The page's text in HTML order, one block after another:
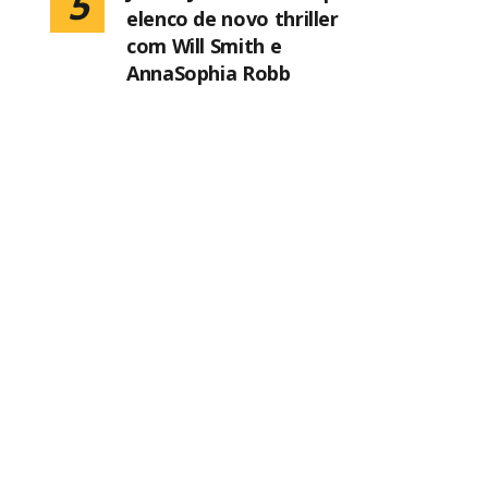
elenco de novo thriller
com Will Smith e
AnnaSophia Robb